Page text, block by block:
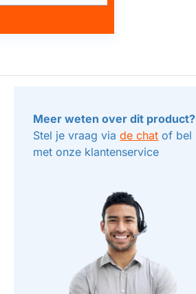
Meer weten over dit product?
Stel je vraag viade chat of bel
met onze klantenservice